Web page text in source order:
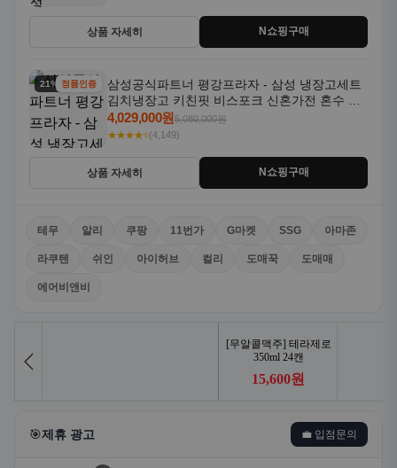
상품 자세히 N쇼핑구매
21% 할인정품인증
삼성공식파트너 평강프라자 - 삼성 냉장고세트
김치냉장고 키친핏 비스포크 신혼가전 혼수 입
주가전 빌트인 화이트
4,029,000원5,080,000원
★★★★⭐(4,149)
상품 자세히 N쇼핑구매
테무 알리 쿠팡 11번가 G마켓 SSG 아마존
라쿠텐 쉬인 아이허브 컬리 도매꾹 도매매
에어비앤비
🎯제휴 광고 💼 입점문의